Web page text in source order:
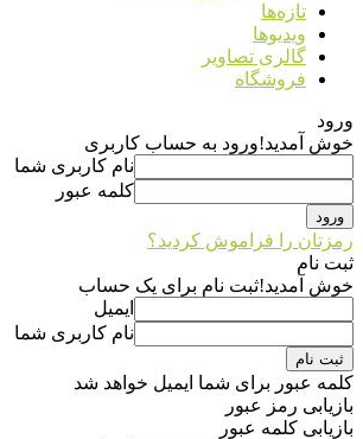
تازه‌ها
ویدیوها
گالری تصاویر
فروشگاه
ورود
خوش آمدید!ورود به حساب کاربری
نام کاربری شما
کلمه عبور
رمزتان را فراموش کردید؟
ثبت نام
خوش آمدید!ثبت نام برای یک حساب
ایمیل
نام کاربری شما
کلمه عبور برای شما ایمیل خواهد شد
بازیابی رمز عبور
بازیابی کلمه عبور